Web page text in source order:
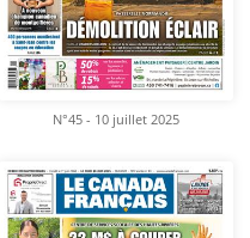
N°45 - 10 juillet 2025